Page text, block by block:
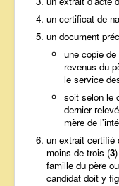
un certificat de
un document
une copie
revenus du
le service
soit selon le
dernier
mère de
un extrait certifié
moins de trois (3
famille du père
candidat doit y